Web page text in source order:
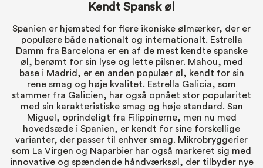
Kendt Spansk øl
Spanien er hjemsted for flere ikoniske ølmærker, der er
populære både nationalt og internationalt. Estrella
Damm fra Barcelona er en af de mest kendte spanske
øl, berømt for sin lyse og lette pilsner. Mahou, med
base i Madrid, er en anden populær øl, kendt for sin
rene smag og høje kvalitet. Estrella Galicia, som
stammer fra Galicien, har også opnået stor popularitet
med sin karakteristiske smag og høje standard. San
Miguel, oprindeligt fra Filippinerne, men nu med
hovedsæde i Spanien, er kendt for sine forskellige
varianter, der passer til enhver smag. Mikrobryggerier
som La Virgen og Naparbier har også markeret sig med
innovative og spændende håndværksøl, der tilbyder nye